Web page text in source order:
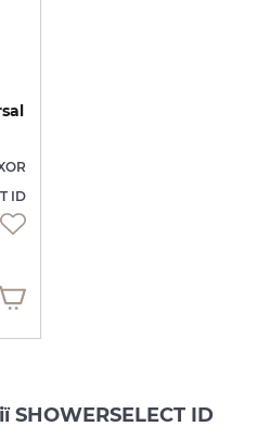
ID
SHOWERSELECT ID